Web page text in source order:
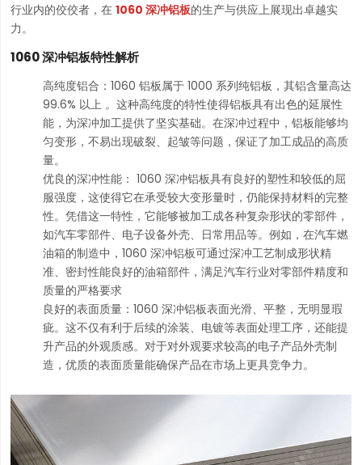
行业内的佼佼者，在 1060 深冲铝板的生产与供应上展现出卓越实
力。
1060 深冲铝板特性解析
高纯度铝合：1060 铝板属于 1000 系列纯铝板，其铝含量高达
99.6% 以上 。这种高纯度的特性使得铝板具有出色的延展性
能，为深冲加工提供了坚实基础。在深冲过程中，铝板能够均
匀变形，不易出现破裂、起皱等问题，保证了加工成品的高质
量。
优良的深冲性能： 1060 深冲铝板具有良好的塑性和较低的屈
服强度，这使得它在承受较大变形量时，仍能保持材料的完整
性。凭借这一特性，它能够被加工成各种复杂形状的零部件，
如汽车零部件、电子设备外壳、日常用品等。例如，在汽车燃
油箱的制造中，1060 深冲铝板可通过深冲工艺制成形状精
准、密封性能良好的油箱部件，满足汽车行业对零部件精度和
质量的严格要求
良好的表面质量：1060 深冲铝板表面光滑、平整，无明显瑕
疵。这不仅有利于后续的涂装、电镀等表面处理工序，还能提
升产品的外观质感。对于对外观要求较高的电子产品外壳制
造，优质的表面质量能确保产品在市场上更具竞争力。